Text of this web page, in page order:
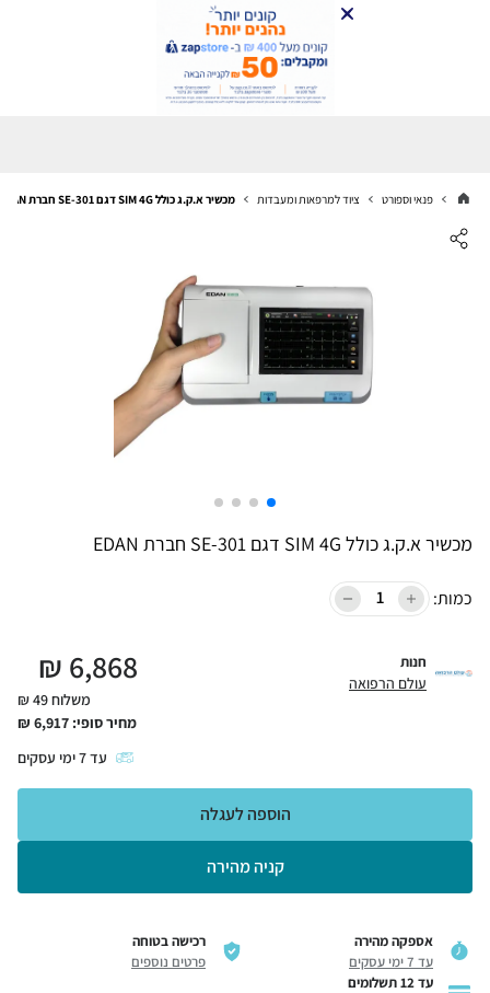
פנאי וספורט ציוד למרפאות ומעבדות מכשיר א.ק.ג כולל SIM 4G דגם SE-301 חברת EDAN
מכשיר א.ק.ג כולל SIM 4G דגם SE-301 חברת EDAN
כמות:
חנות
עולם הרפואה 6,868
₪
משלוח 49 ₪
מחיר סופי: 6,917
₪
עד7ימי עסקים
קניה מהירה
הוספה לעגלה
אספקה מהירה
עד 7 ימי עסקים
רכישה בטוחה
פרטים נוספים
עד 12 תשלומים